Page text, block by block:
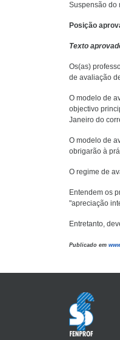
Suspensão do
Posição
Texto
Os(as)
de avaliação
O modelo de
objectivo
Janeiro do
O modelo de
obrigarão à
O regime de
Entendem os
"apreciação
Entretanto,
Publicado em